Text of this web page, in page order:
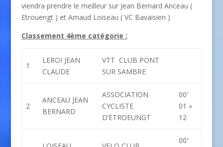
viendra prendre le meilleur sur Jean Bernard Anceau (
Etrouengt ) et Arnaud Loiseau ( VC Bavaisien )
Classement 4ème catégorie :
1
LEROI JEAN
CLAUDE
VTT CLUB PONT
SUR SAMBRE
2
ANCEAU JEAN
BERNARD
ASSOCIATION
CYCLISTE
D’ETROEUNGT
00′
01 »
12
00′